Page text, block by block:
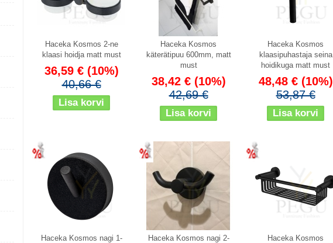
Haceka Kosmos 2-ne
klaasi hoidja matt must
36,59 € (10%)
40,66 €
Haceka Kosmos
käterätipuu 600mm, matt
must
38,42 € (10%)
42,69 €
Haceka Kosmos
klaasipuhastaja seina
hoidikuga matt must
48,48 € (10%)
53,87 €
Haceka Kosmos nagi 1-
Haceka Kosmos nagi 2-
Haceka Kosmos
Soodus